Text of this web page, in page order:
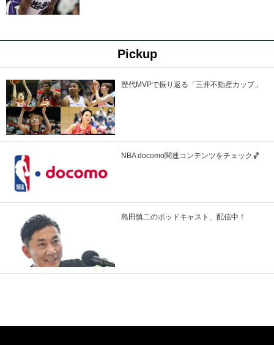
Pickup
歴代MVPで振り返る「三井不動産カップ」
NBA docomo関連コンテンツをチェック🏀
島田慎二のポッドキャスト、配信中！